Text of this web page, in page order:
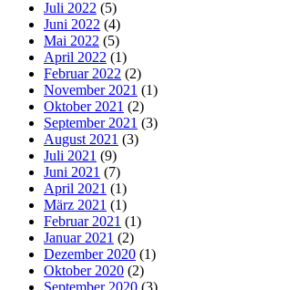
Juli 2022 (5)
Juni 2022 (4)
Mai 2022 (5)
April 2022 (1)
Februar 2022 (2)
November 2021 (1)
Oktober 2021 (2)
September 2021 (3)
August 2021 (3)
Juli 2021 (9)
Juni 2021 (7)
April 2021 (1)
März 2021 (1)
Februar 2021 (1)
Januar 2021 (2)
Dezember 2020 (1)
Oktober 2020 (2)
September 2020 (3)